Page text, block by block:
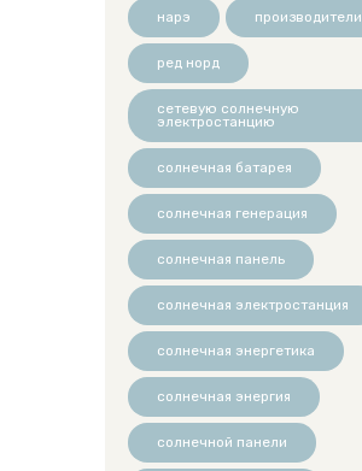
нарэ производители
ред норд
сетевую солнечную
электростанцию
солнечная батарея
солнечная генерация
солнечная панель
солнечная электростанция
солнечная энергетика
солнечная энергия
солнечной панели